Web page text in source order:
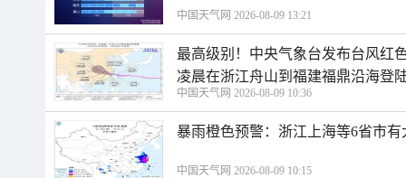
中国天气网 2026-08-09 13:21
最高级别！中央气象台发布台风红
凌晨在浙江舟山到福建福鼎沿海登
中国天气网 2026-08-09 10:36
暴雨橙色预警：浙江上海等6省市
中国天气网 2026-08-09 10:15